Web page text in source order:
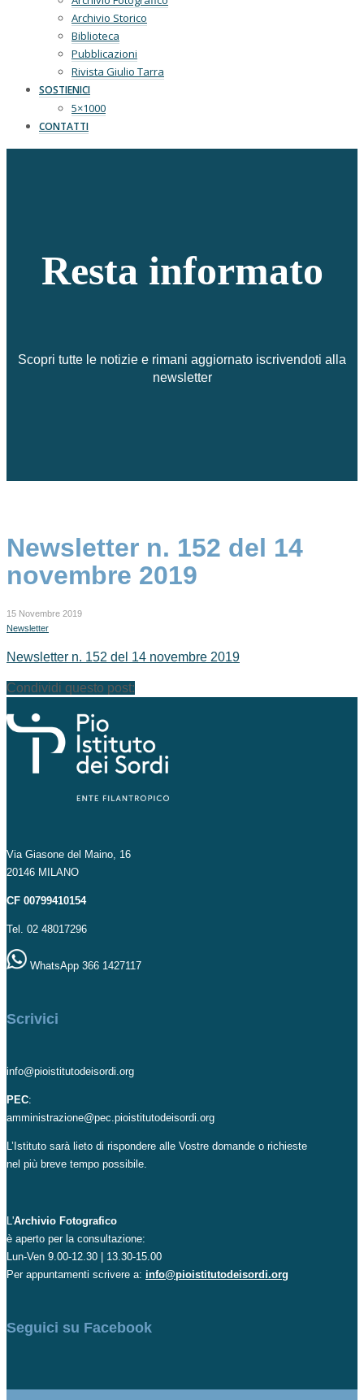
Archivio Storico
Biblioteca
Pubblicazioni
Rivista Giulio Tarra
SOSTIENICI
5×1000
CONTATTI
Resta informato
Scopri tutte le notizie e rimani aggiornato iscrivendoti alla
newsletter
Newsletter n. 152 del 14
novembre 2019
15 Novembre 2019
Newsletter
Newsletter n. 152 del 14 novembre 2019
Condividi questo post:
Via Giasone del Maino, 16
20146 MILANO
CF 00799410154
Tel. 02 48017296
WhatsApp 366 1427117
Scrivici
info@pioistitutodeisordi.org
PEC:
amministrazione@pec.pioistitutodeisordi.org
L’Istituto sarà lieto di rispondere alle Vostre domande o richieste
nel più breve tempo possibile.
L'Archivio Fotografico
è aperto per la consultazione:
Lun-Ven 9.00-12.30 | 13.30-15.00
Per appuntamenti scrivere a: info@pioistitutodeisordi.org
Seguici su Facebook